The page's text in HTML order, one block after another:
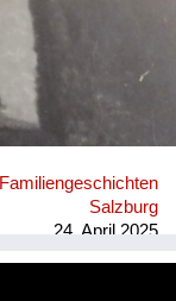
Familiengeschichten
Salzburg
24. April 2025